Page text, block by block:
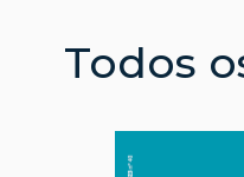
Todos